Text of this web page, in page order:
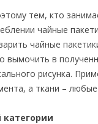
тем, кто
чайные
чайные
вымочить в
рисунка.
а ткани –